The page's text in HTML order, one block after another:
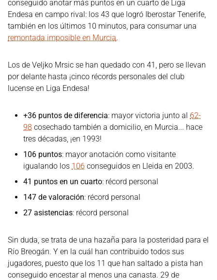
conseguido anotar más puntos en un cuarto de Liga
Endesa en campo rival: los 43 que logró Iberostar Tenerife,
también en los últimos 10 minutos, para consumar una
remontada imposible en Murcia.
Los de Veljko Mrsic se han quedado con 41, pero se llevan
por delante hasta ¡cinco récords personales del club
lucense en Liga Endesa!
+36 puntos de diferencia: mayor victoria junto al 62-
98 cosechado también a domicilio, en Murcia... hace
tres décadas, ¡en 1993!
106 puntos: mayor anotación como visitante
igualando los 106 conseguidos en Lleida en 2003.
41 puntos en un cuarto: récord personal
147 de valoración: récord personal
27 asistencias: récord personal
Sin duda, se trata de una hazaña para la posteridad para el
Río Breogán. Y en la cuál han contribuido todos sus
jugadores, puesto que los 11 que han saltado a pista han
conseguido encestar al menos una canasta. 29 de